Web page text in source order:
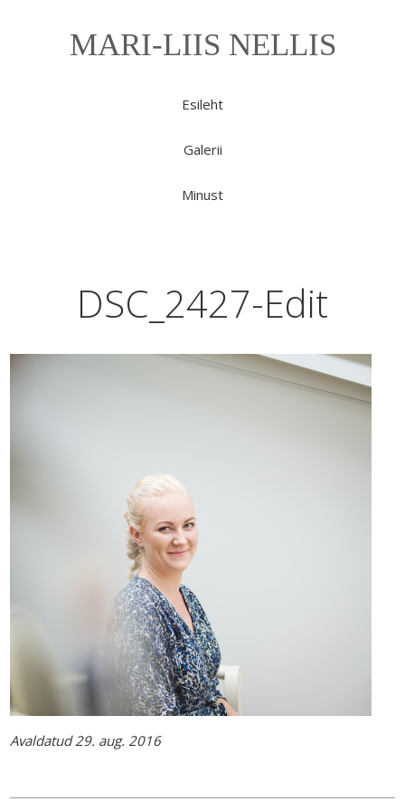
MARI-LIIS NELLIS
Esileht
Galerii
Minust
DSC_2427-Edit
Avaldatud 29. aug. 2016